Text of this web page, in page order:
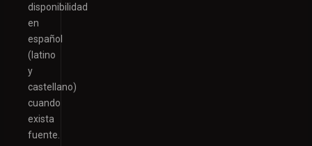
disponibilidad
en
español
(latino
y
castellano)
cuando
exista
fuente.